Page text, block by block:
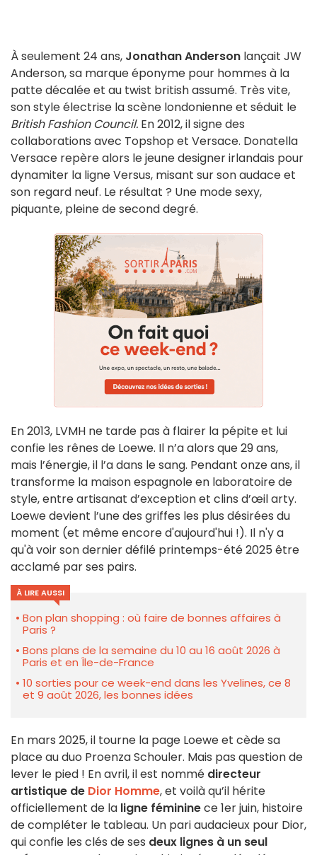
À seulement 24 ans, Jonathan Anderson lançait JW
Anderson, sa marque éponyme pour hommes à la
patte décalée et au twist british assumé. Très vite,
son style électrise la scène londonienne et séduit le
British Fashion Council. En 2012, il signe des
collaborations avec Topshop et Versace. Donatella
Versace repère alors le jeune designer irlandais pour
dynamiter la ligne Versus, misant sur son audace et
son regard neuf. Le résultat ? Une mode sexy,
piquante, pleine de second degré.
En 2013, LVMH ne tarde pas à flairer la pépite et lui
confie les rênes de Loewe. Il n’a alors que 29 ans,
mais l’énergie, il l’a dans le sang. Pendant onze ans, il
transforme la maison espagnole en laboratoire de
style, entre artisanat d’exception et clins d’œil arty.
Loewe devient l’une des griffes les plus désirées du
moment (et même encore d'aujourd'hui !). Il n'y a
qu'à voir son dernier défilé printemps-été 2025 être
acclamé par ses pairs.
À LIRE AUSSI
Bon plan shopping : où faire de bonnes affaires à
Paris ?
Bons plans de la semaine du 10 au 16 août 2026 à
Paris et en Île-de-France
10 sorties pour ce week-end dans les Yvelines, ce 8
et 9 août 2026, les bonnes idées
En mars 2025, il tourne la page Loewe et cède sa
place au duo Proenza Schouler. Mais pas question de
lever le pied ! En avril, il est nommé directeur
artistique de Dior Homme, et voilà qu’il hérite
officiellement de la ligne fémininece 1er juin, histoire
de compléter le tableau. Un pari audacieux pour Dior,
qui confie les clés de ses deux lignes à un seul